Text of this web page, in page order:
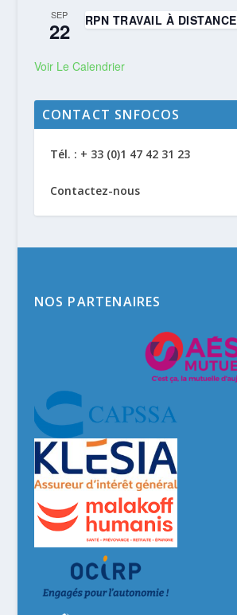
SEP
22 RPN TRAVAIL À DISTANCE
Voir Le Calendrier
CONTACT SNFOCOS
Tél. : + 33 (0)1 47 42 31 23
Contactez-nous
NOS PARTENAIRES